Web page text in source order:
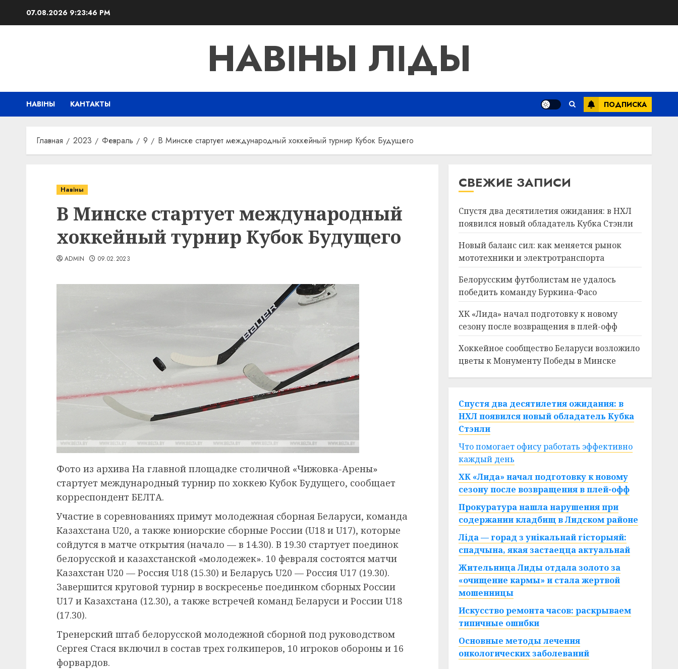
07.08.2026 9:23:47 PM
НАВІНЫ ЛІДЫ
НАВІНЫ КАНТАКТЫ ПОДПИСКА
Главная 2023 Февраль 9 В Минске стартует международный хоккейный турнир Кубок Будущего
Навіны
В Минске стартует международный
хоккейный турнир Кубок Будущего
ADMIN 09.02.2023
Фото из архива На главной площадке столичной «Чижовка-Арены»
стартует международный турнир по хоккею Кубок Будущего, сообщает
корреспондент БЕЛТА.
Участие в соревнованиях примут молодежная сборная Беларуси, команда
Казахстана U20, а также юниорские сборные России (U18 и U17), которые
сойдутся в матче открытия (начало — в 14.30). В 19.30 стартует поединок
белорусской и казахстанской «молодежек». 10 февраля состоятся матчи
Казахстан U20 — Россия U18 (15.30) и Беларусь U20 — Россия U17 (19.30).
Завершится круговой турнир в воскресенье поединком сборных России
U17 и Казахстана (12.30), а также встречей команд Беларуси и России U18
(17.30).
Тренерский штаб белорусской молодежной сборной под руководством
Сергея Стася включил в состав трех голкиперов, 10 игроков обороны и 16
форвардов.
СВЕЖИЕ ЗАПИСИ
Спустя два десятилетия ожидания: в НХЛ
появился новый обладатель Кубка Стэнли
Новый баланс сил: как меняется рынок
мототехники и электротранспорта
Белорусским футболистам не удалось
победить команду Буркина-Фасо
ХК «Лида» начал подготовку к новому
сезону после возвращения в плей-офф
Хоккейное сообщество Беларуси возложило
цветы к Монументу Победы в Минске
Спустя два десятилетия ожидания: в
НХЛ появился новый обладатель Кубка
Стэнли
Что помогает офису работать эффективно
каждый день
ХК «Лида» начал подготовку к новому
сезону после возвращения в плей-офф
Прокуратура нашла нарушения при
содержании кладбищ в Лидском районе
Ліда — горад з унікальнай гісторыяй:
спадчына, якая застаецца актуальнай
Жительница Лиды отдала золото за
«очищение кармы» и стала жертвой
мошенницы
Искусство ремонта часов: раскрываем
типичные ошибки
Основные методы лечения
онкологических заболеваний